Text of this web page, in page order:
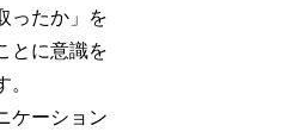
ったか」を
とに意識を
ケーション